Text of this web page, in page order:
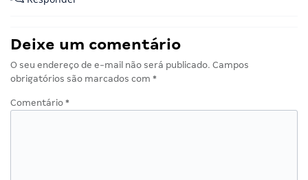
Deixe um comentário
O seu endereço de e-mail não será publicado. Campos
obrigatórios são marcados com *
Comentário *